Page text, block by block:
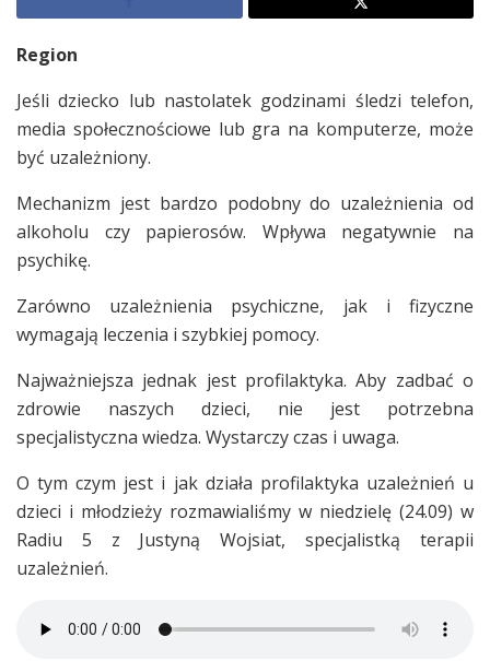
Region
Jeśli dziecko lub nastolatek godzinami śledzi telefon,
media społecznościowe lub gra na komputerze, może
być uzależniony.
Mechanizm jest bardzo podobny do uzależnienia od
alkoholu czy papierosów. Wpływa negatywnie na
psychikę.
Zarówno uzależnienia psychiczne, jak i fizyczne
wymagają leczenia i szybkiej pomocy.
Najważniejsza jednak jest profilaktyka. Aby zadbać o
zdrowie naszych dzieci, nie jest potrzebna
specjalistyczna wiedza. Wystarczy czas i uwaga.
O tym czym jest i jak działa profilaktyka uzależnień u
dzieci i młodzieży rozmawialiśmy w niedzielę (24.09) w
Radiu 5 z Justyną Wojsiat, specjalistką terapii
uzależnień.